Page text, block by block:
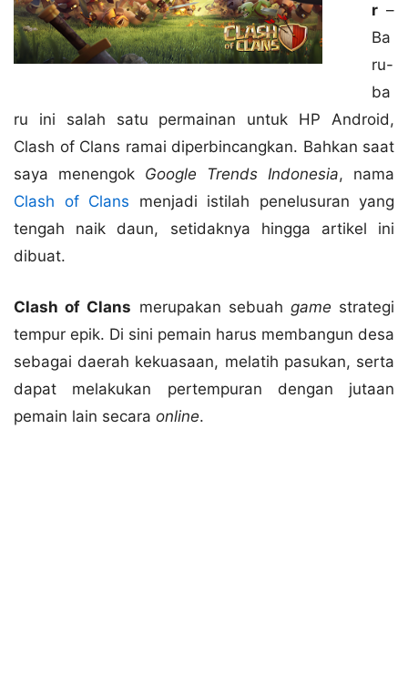
r –
Ba
ru-
ba
ru ini salah satu permainan untuk HP Android,
Clash of Clans ramai diperbincangkan. Bahkan saat
saya menengok Google Trends Indonesia, nama
Clash of Clans menjadi istilah penelusuran yang
tengah naik daun, setidaknya hingga artikel ini
dibuat.
Clash of Clans merupakan sebuah game strategi
tempur epik. Di sini pemain harus membangun desa
sebagai daerah kekuasaan, melatih pasukan, serta
dapat melakukan pertempuran dengan jutaan
pemain lain secara online.